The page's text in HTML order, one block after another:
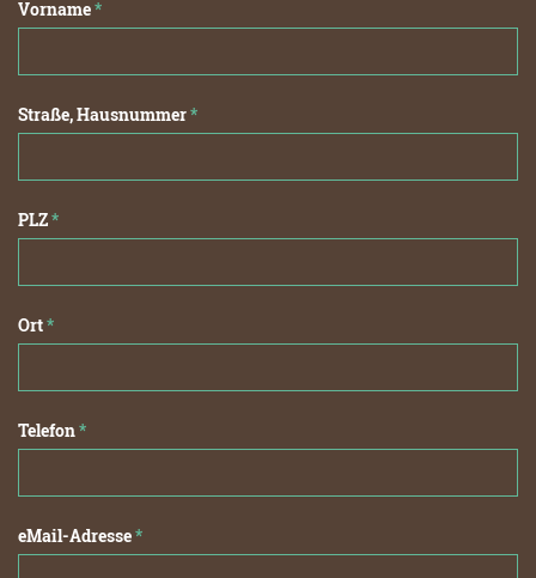
Vorname*
Straße, Hausnummer*
PLZ*
Ort*
Telefon*
eMail-Adresse*